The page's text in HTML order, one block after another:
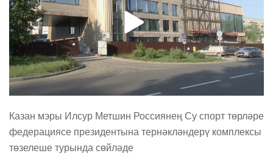
Казан мэры Илсур Метшин Россиянең Су спорт төрләре
федерациясе президентына тернәкләндерү комплексы
төзелеше турында сөйләде